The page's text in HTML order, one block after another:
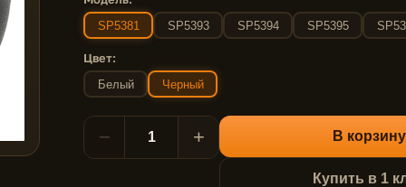
SP5381 SP5393 SP5394 SP5395
Цвет:
Белый Черный
− + В корзину
Купить в 1